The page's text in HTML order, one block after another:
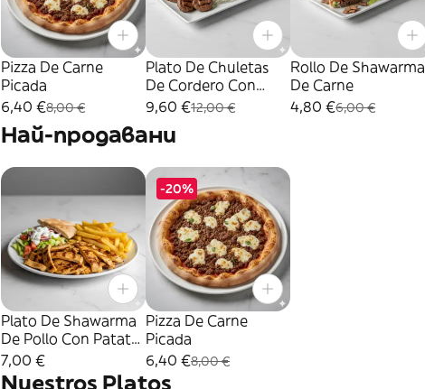
Pizza De Carne
Picada
6,40 €8,00 €
Plato De Chuletas
De Cordero Con
Arroz
9,60 €12,00 €
Rollo De Shawarma
De Carne
4,80 €6,00 €
Най-продавани
Plato De Shawarma
De Pollo Con Patatas
Fritas
7,00 €
-20%
Pizza De Carne
Picada
6,40 €8,00 €
Nuestros Platos